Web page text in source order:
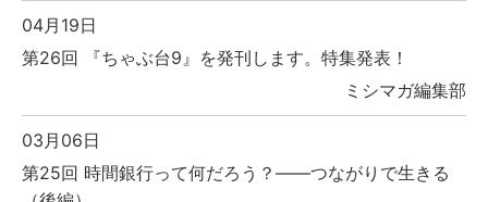
04月19日
第26回 『ちゃぶ台9』を発刊します。特集発表！
ミシマガ編集部
03月06日
第25回 時間銀行って何だろう？――つながりで生きる